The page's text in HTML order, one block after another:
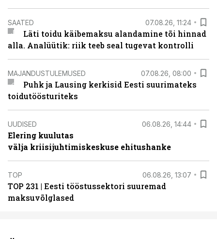
SAATED 07.08.26, 11:24
Läti toidu käibemaksu alandamine tõi hinnad
alla. Analüütik: riik teeb seal tugevat kontrolli
MAJANDUSTULEMUSED 07.08.26, 08:00
Puhk ja Lausing kerkisid Eesti suurimateks
toidutöösturiteks
UUDISED 06.08.26, 14:44
Elering kuulutas
välja kriisijuhtimiskeskuse ehitushanke
TOP 06.08.26, 13:07
TOP 231 | Eesti tööstussektori suuremad
maksuvõlglased